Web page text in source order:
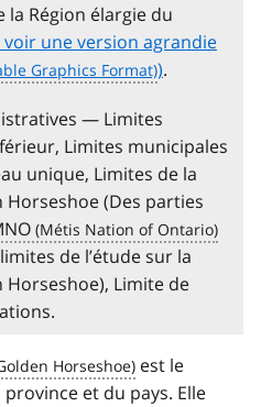
la Région élargie du
voir une version agrandie
).
— Limites
Limites municipales
unique, Limites de la
Horseshoe(Des parties
de l’étude sur la
Horseshoe), Limite de
est le
et du pays. Elle